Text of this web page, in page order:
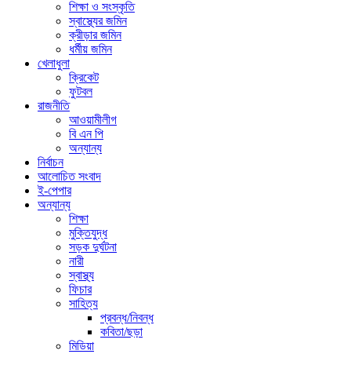
শিক্ষা ও সংস্কৃতি
স্বাস্থ্যের জমিন
ক্রীড়ার জমিন
ধর্মীয় জমিন
খেলাধুলা
ক্রিকেট
ফুটবল
রাজনীতি
আওয়ামীলীগ
বি এন পি
অন্যান্য
নির্বাচন
আলোচিত সংবাদ
ই-পেপার
অন্যান্য
শিক্ষা
মুক্তিযুদ্ধ
সড়ক দুর্ঘটনা
নারী
স্বাস্থ্য
ফিচার
সাহিত্য
প্রবন্ধ/নিবন্ধ
কবিতা/ছড়া
মিডিয়া